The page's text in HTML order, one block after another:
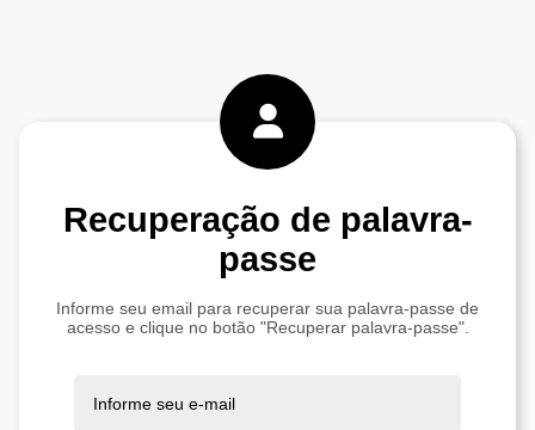
Recuperação de palavra-
passe
Informe seu email para recuperar sua palavra-passe de
acesso e clique no botão "Recuperar palavra-passe".